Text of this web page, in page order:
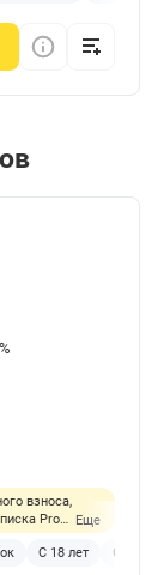
взноса,
Pro
Еще
С 18 лет С